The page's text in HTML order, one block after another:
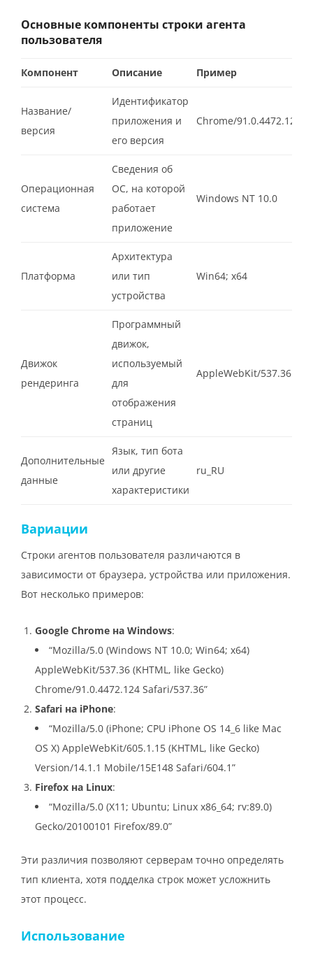
Основные компоненты строки агента
пользователя
Компонент Описание Пример
Название/
версия
Идентификатор
приложения и
его версия
Chrome/91.0.4472.124
Операционная
система
Сведения об
ОС, на которой
работает
приложение
Windows NT 10.0
Платформа
Архитектура
или тип
устройства
Win64; x64
Движок
рендеринга
Программный
движок,
используемый
для
отображения
страниц
AppleWebKit/537.36
Дополнительные
данные
Язык, тип бота
или другие
характеристики
ru_RU
Вариации
Строки агентов пользователя различаются в
зависимости от браузера, устройства или приложения.
Вот несколько примеров:
Google Chrome на Windows:
“Mozilla/5.0 (Windows NT 10.0; Win64; x64)
AppleWebKit/537.36 (KHTML, like Gecko)
Chrome/91.0.4472.124 Safari/537.36”
Safari на iPhone:
“Mozilla/5.0 (iPhone; CPU iPhone OS 14_6 like Mac
OS X) AppleWebKit/605.1.15 (KHTML, like Gecko)
Version/14.1.1 Mobile/15E148 Safari/604.1”
Firefox на Linux:
“Mozilla/5.0 (X11; Ubuntu; Linux x86_64; rv:89.0)
Gecko/20100101 Firefox/89.0”
Эти различия позволяют серверам точно определять
тип клиента, хотя подделка строк может усложнить
этот процесс.
Использование